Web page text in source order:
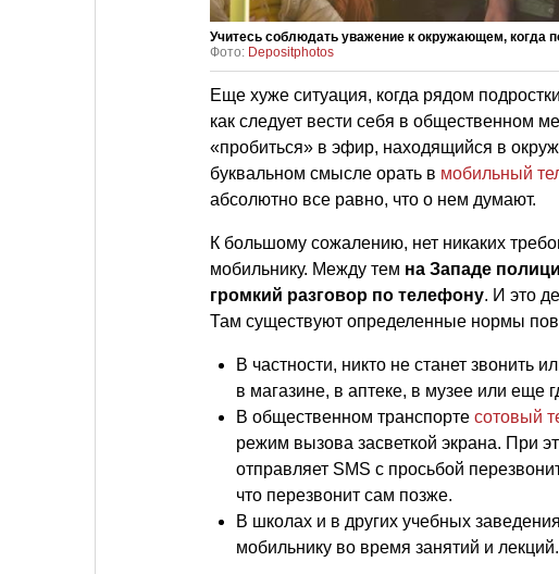
Учитесь соблюдать уважение к окружающем, когда
Фото: Depositphotos
Еще хуже ситуация, когда рядом
как следует вести себя в общественном
«пробиться» в эфир, находящийся в
буквальном смысле орать в мобильный
абсолютно все равно, что о нем думают.
К большому сожалению, нет никаких
мобильнику. Между тем на Западе
громкий разговор по телефону. И это
Там существуют определенные нормы
В частности, никто не станет звонить
в магазине, в аптеке, в музее или еще
В общественном транспорте сотовый
режим вызова засветкой экрана. При
отправляет SMS с просьбой
что перезвонит сам позже.
В школах и в других учебных
мобильнику во время занятий и лекций.